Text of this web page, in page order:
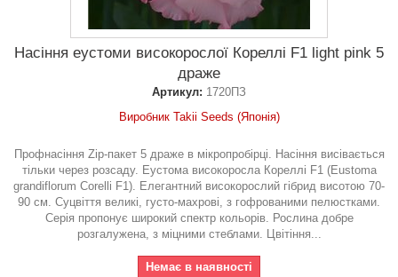
Насіння еустоми високорослої Кореллі F1 light pink 5
драже
Артикул: 1720ПЗ
Виробник Takii Seeds (Японія)
Профнасіння Zip-пакет 5 драже в мікропробірці. Насіння висівається
тільки через розсаду. Еустома високоросла Кореллі F1 (Eustoma
grandiflorum Corelli F1). Елегантний високорослий гібрид висотою 70-
90 см. Суцвіття великі, густо-махрові, з гофрованими пелюстками.
Серія пропонує широкий спектр кольорів. Рослина добре
розгалужена, з міцними стеблами. Цвітіння...
Немає в наявності